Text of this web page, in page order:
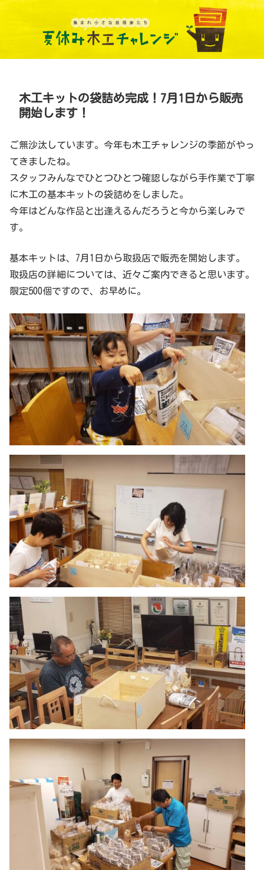
木工キットの袋詰め完成！7月1日から販売
開始します！
ご無沙汰しています。今年も木工チャレンジの季節がやっ
てきましたね。
スタッフみんなでひとつひとつ確認しながら手作業で丁寧
に木工の基本キットの袋詰めをしました。
今年はどんな作品と出逢えるんだろうと今から楽しみで
す。
基本キットは、7月1日から取扱店で販売を開始します。
取扱店の詳細については、近々ご案内できると思います。
限定500個ですので、お早めに。